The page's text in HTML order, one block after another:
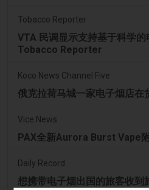
Tobacco Reporter
VTA 民调显示支持基于科学
Tobacco Reporter
Koco News Channel Five
俄克拉荷马城一家电子烟店在
Vice News
PAX全新Aurora Burst Vape
Daily Record
想携带电子烟出国的旅客收到